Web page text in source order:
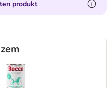
produkt